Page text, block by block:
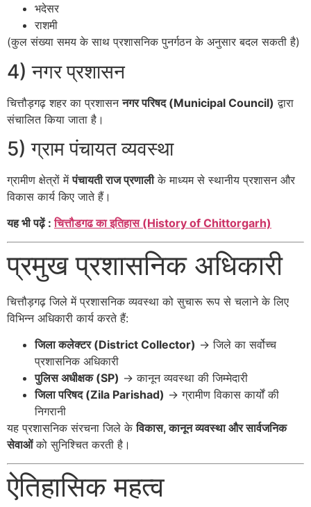
भदेसर
राशमी
(कुल संख्या समय के साथ प्रशासनिक पुनर्गठन के अनुसार बदल सकती है)
4) नगर प्रशासन
चित्तौड़गढ़ शहर का प्रशासननगर परिषद (Municipal Council) द्वारा
संचालित किया जाता है।
5) ग्राम पंचायत व्यवस्था
ग्रामीण क्षेत्रों मेंपंचायती राज प्रणालीके माध्यम से स्थानीय प्रशासन और
विकास कार्य किए जाते हैं।
यह भी पढ़ें :चित्तौडगढ का इतिहास (History of Chittorgarh)
प्रमुख प्रशासनिक अधिकारी
चित्तौड़गढ़ जिले में प्रशासनिक व्यवस्था को सुचारू रूप से चलाने के लिए
विभिन्न अधिकारी कार्य करते हैं:
जिला कलेक्टर (District Collector) → जिले का सर्वोच्च
प्रशासनिक अधिकारी
पुलिस अधीक्षक (SP) → कानून व्यवस्था की जिम्मेदारी
जिला परिषद (Zila Parishad) → ग्रामीण विकास कार्यों की
निगरानी
यह प्रशासनिक संरचना जिले केविकास, कानून व्यवस्था और सार्वजनिक
सेवाओंको सुनिश्चित करती है।
ऐतिहासिक महत्व